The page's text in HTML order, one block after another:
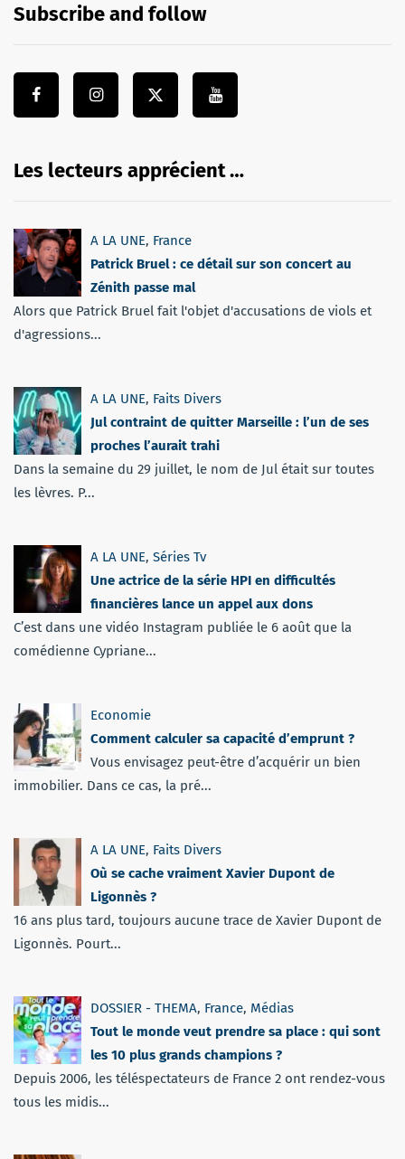
Subscribe and follow
Les lecteurs apprécient …
A LA UNE, France
Patrick Bruel : ce détail sur son concert au
Zénith passe mal
Alors que Patrick Bruel fait l'objet d'accusations de viols et
d'agressions...
A LA UNE, Faits Divers
Jul contraint de quitter Marseille : l’un de ses
proches l’aurait trahi
Dans la semaine du 29 juillet, le nom de Jul était sur toutes
les lèvres. P...
A LA UNE, Séries Tv
Une actrice de la série HPI en difficultés
financières lance un appel aux dons
C’est dans une vidéo Instagram publiée le 6 août que la
comédienne Cypriane...
Economie
Comment calculer sa capacité d’emprunt ?
Vous envisagez peut-être d’acquérir un bien
immobilier. Dans ce cas, la pré...
A LA UNE, Faits Divers
Où se cache vraiment Xavier Dupont de
Ligonnès ?
16 ans plus tard, toujours aucune trace de Xavier Dupont de
Ligonnès. Pourt...
DOSSIER - THEMA, France, Médias
Tout le monde veut prendre sa place : qui sont
les 10 plus grands champions ?
Depuis 2006, les téléspectateurs de France 2 ont rendez-vous
tous les midis...